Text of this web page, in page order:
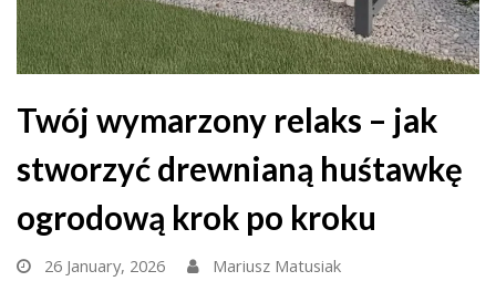
Twój wymarzony relaks – jak
stworzyć drewnianą huśtawkę
ogrodową krok po kroku
26 January, 2026 Mariusz Matusiak